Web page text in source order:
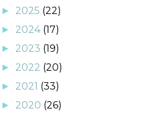
► 2025 (22)
► 2024 (17)
► 2023 (19)
► 2022 (20)
► 2021 (33)
► 2020 (26)